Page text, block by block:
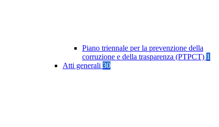
Piano triennale per la prevenzione della
corruzione e della trasparenza (PTPCT) 1
Atti generali 30